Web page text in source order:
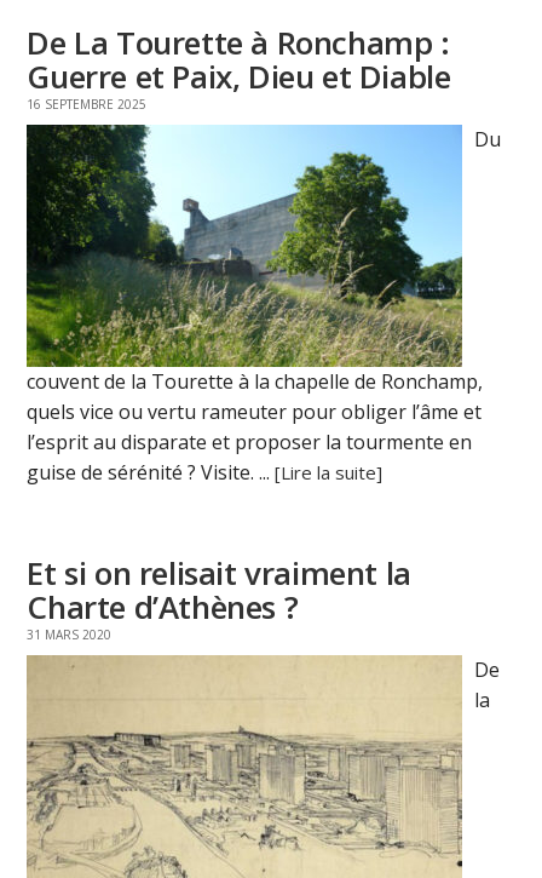
De La Tourette à Ronchamp :
Guerre et Paix, Dieu et Diable
16 SEPTEMBRE 2025
Du
couvent de la Tourette à la chapelle de Ronchamp,
quels vice ou vertu rameuter pour obliger l’âme et
l’esprit au disparate et proposer la tourmente en
guise de sérénité ? Visite. ...[Lire la suite]
Et si on relisait vraiment la
Charte d’Athènes ?
31 MARS 2020
De
la